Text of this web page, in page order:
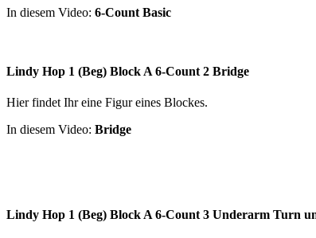
In diesem Video: 6-Count Basic
Lindy Hop 1 (Beg) Block A 6-Count 2 Bridge
Hier findet Ihr eine Figur eines Blockes.
In diesem Video: Bridge
Lindy Hop 1 (Beg) Block A 6-Count 3 Underarm Turn